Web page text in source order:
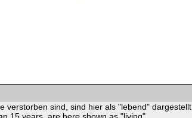
verstorben sind, sind hier als "lebend" dargestellt.